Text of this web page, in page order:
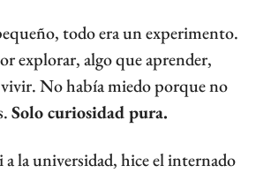
todo era un experimento.
explorar, algo que aprender,
No había miedo porque no
Solo curiosidad pura.
a la universidad, hice el internado